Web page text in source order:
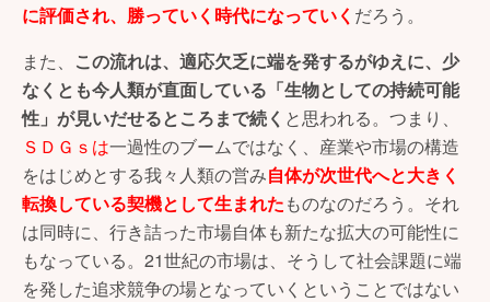
に評価され、勝っていく時代になっていく だろう。
また、 この流れは、適応欠乏に端を発するがゆえに、少
なくとも今人類が直面している「生物としての持続可能
性」が見いだせるところまで続く と思われる。つまり、
ＳＤＧｓは一過性のブームではなく、産業や市場の構造
をはじめとする我々人類の営み自体が次世代へと大きく
転換している契機として生まれたものなのだろう。それ
は同時に、行き詰った市場自体も新たな拡大の可能性に
もなっている。21世紀の市場は、そうして社会課題に端
を発した追求競争の場となっていくということではない